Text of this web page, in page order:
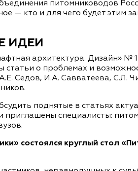
питомниководов
— кто и для чего будет этим
ИДЕИ
архитектура. Дизайн» №
о проблемах и
Седов, И.А. Савватеева, С.Л.
поднятые в статьях
приглашены специалисты:
состоялся круглый стол